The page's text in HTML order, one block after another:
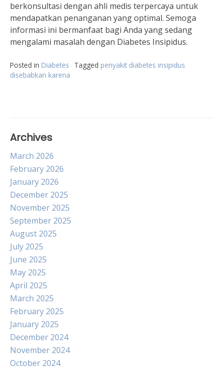
berkonsultasi dengan ahli medis terpercaya untuk
mendapatkan penanganan yang optimal. Semoga
informasi ini bermanfaat bagi Anda yang sedang
mengalami masalah dengan Diabetes Insipidus.
Posted in Diabetes Tagged penyakit diabetes insipidus
disebabkan karena
Archives
March 2026
February 2026
January 2026
December 2025
November 2025
September 2025
August 2025
July 2025
June 2025
May 2025
April 2025
March 2025
February 2025
January 2025
December 2024
November 2024
October 2024